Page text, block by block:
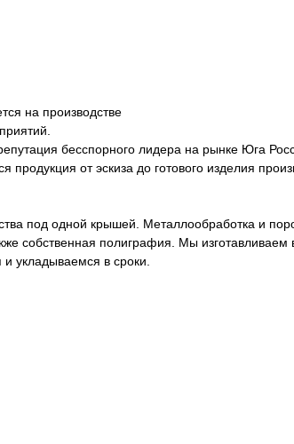
на производстве
бесспорного лидера на рынке Юга
от эскиза до готового изделия
под одной крышей. Металлообработка и
собственная полиграфия. Мы
укладываемся в сроки.